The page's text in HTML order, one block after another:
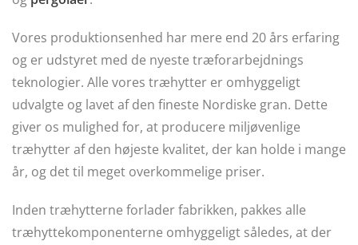
Vores produktionsenhed har mere end 20 års erfaring
og er udstyret med de nyeste træforarbejdnings
teknologier. Alle vores træhytter er omhyggeligt
udvalgte og lavet af den fineste Nordiske gran. Dette
giver os mulighed for, at producere miljøvenlige
træhytter af den højeste kvalitet, der kan holde i mange
år, og det til meget overkommelige priser.
Inden træhytterne forlader fabrikken, pakkes alle
træhyttekomponenterne omhyggeligt således, at der